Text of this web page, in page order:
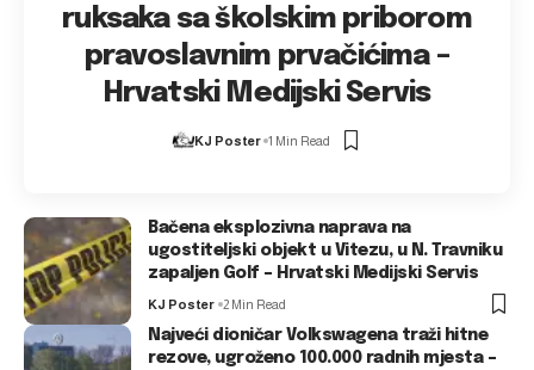
ruksaka sa školskim priborom
pravoslavnim prvačićima –
Hrvatski Medijski Servis
KJ Poster 1 Min Read
Bačena eksplozivna naprava na
ugostiteljski objekt u Vitezu, u N. Travniku
zapaljen Golf – Hrvatski Medijski Servis
KJ Poster 2 Min Read
Najveći dioničar Volkswagena traži hitne
rezove, ugroženo 100.000 radnih mjesta –